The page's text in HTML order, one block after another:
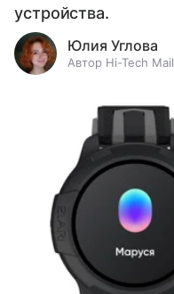
устройства.
Юлия Углова
Автор Hi-Tech Mail